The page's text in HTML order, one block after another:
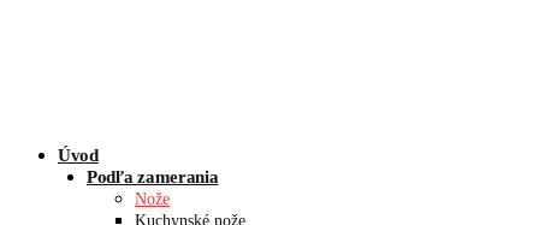
Úvod
Podľa zamerania
Nože
Kuchynské nože